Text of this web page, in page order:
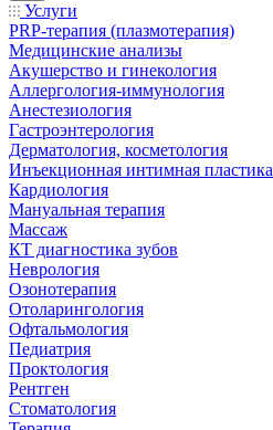
Услуги
PRP-терапия (плазмотерапия)
Медицинские анализы
Акушерство и гинекология
Аллергология-иммунология
Анестезиология
Гастроэнтерология
Дерматология, косметология
Инъекционная интимная пластика
Кардиология
Мануальная терапия
Массаж
КТ диагностика зубов
Неврология
Озонотерапия
Отоларингология
Офтальмология
Педиатрия
Проктология
Рентген
Стоматология